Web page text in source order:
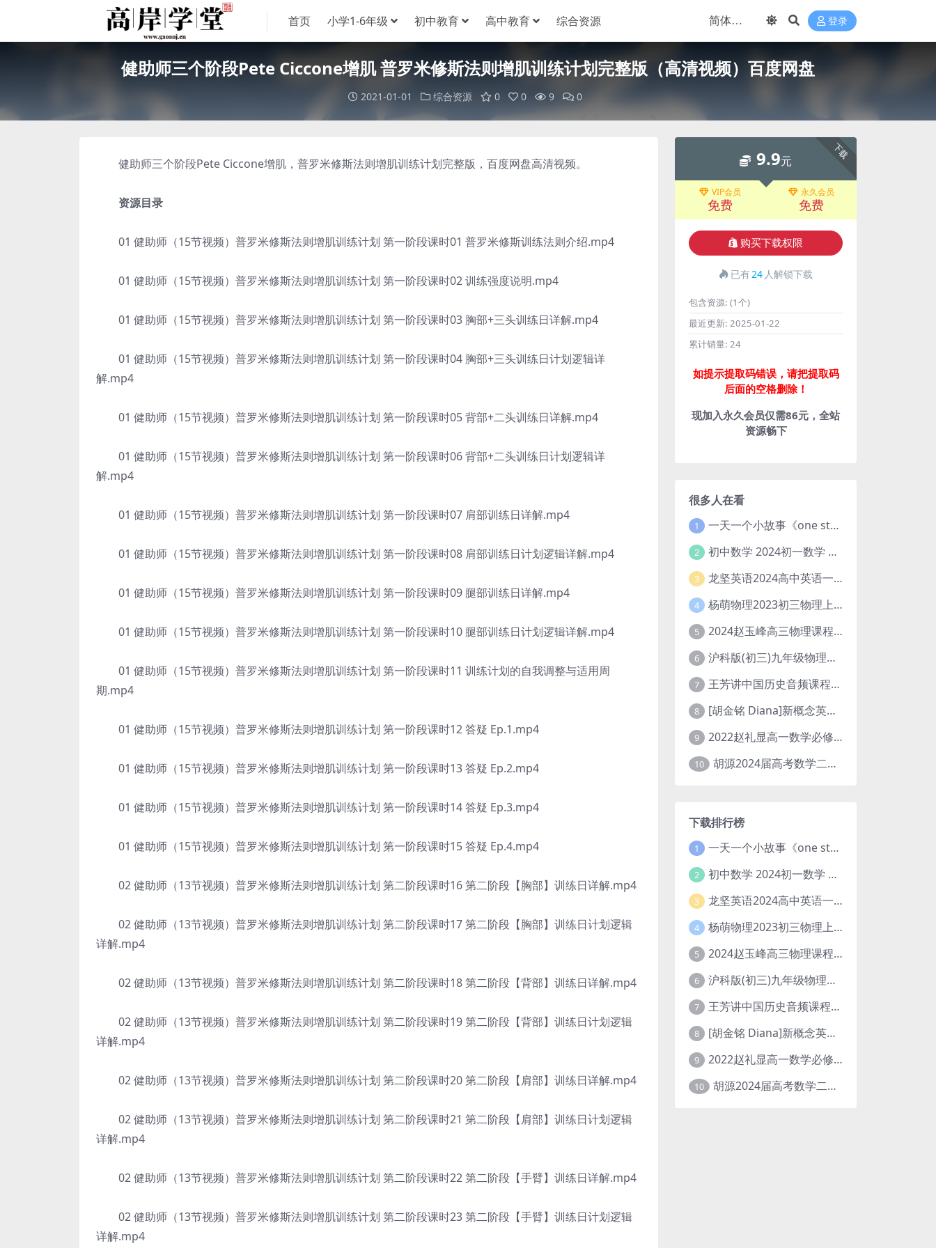
首页 小学1-6年级 初中教育 高中教育 综合资源 登录
健助师三个阶段Pete Ciccone增肌 普罗米修斯法则增肌训练计划完整版（高清视频）百度网盘
2021-01-01 综合资源 0 0 9 0
健助师三个阶段Pete Ciccone增肌，普罗米修斯法则增肌训练计划完整版，百度网盘高清视频。
资源目录
01 健助师（15节视频）普罗米修斯法则增肌训练计划 第一阶段课时01 普罗米修斯训练法则介绍.mp4
01 健助师（15节视频）普罗米修斯法则增肌训练计划 第一阶段课时02 训练强度说明.mp4
01 健助师（15节视频）普罗米修斯法则增肌训练计划 第一阶段课时03 胸部+三头训练日详解.mp4
01 健助师（15节视频）普罗米修斯法则增肌训练计划 第一阶段课时04 胸部+三头训练日计划逻辑详
解.mp4
01 健助师（15节视频）普罗米修斯法则增肌训练计划 第一阶段课时05 背部+二头训练日详解.mp4
01 健助师（15节视频）普罗米修斯法则增肌训练计划 第一阶段课时06 背部+二头训练日计划逻辑详
解.mp4
01 健助师（15节视频）普罗米修斯法则增肌训练计划 第一阶段课时07 肩部训练日详解.mp4
01 健助师（15节视频）普罗米修斯法则增肌训练计划 第一阶段课时08 肩部训练日计划逻辑详解.mp4
01 健助师（15节视频）普罗米修斯法则增肌训练计划 第一阶段课时09 腿部训练日详解.mp4
01 健助师（15节视频）普罗米修斯法则增肌训练计划 第一阶段课时10 腿部训练日计划逻辑详解.mp4
01 健助师（15节视频）普罗米修斯法则增肌训练计划 第一阶段课时11 训练计划的自我调整与适用周
期.mp4
01 健助师（15节视频）普罗米修斯法则增肌训练计划 第一阶段课时12 答疑 Ep.1.mp4
01 健助师（15节视频）普罗米修斯法则增肌训练计划 第一阶段课时13 答疑 Ep.2.mp4
01 健助师（15节视频）普罗米修斯法则增肌训练计划 第一阶段课时14 答疑 Ep.3.mp4
01 健助师（15节视频）普罗米修斯法则增肌训练计划 第一阶段课时15 答疑 Ep.4.mp4
02 健助师（13节视频）普罗米修斯法则增肌训练计划 第二阶段课时16 第二阶段【胸部】训练日详解.mp4
02 健助师（13节视频）普罗米修斯法则增肌训练计划 第二阶段课时17 第二阶段【胸部】训练日计划逻辑
详解.mp4
02 健助师（13节视频）普罗米修斯法则增肌训练计划 第二阶段课时18 第二阶段【背部】训练日详解.mp4
02 健助师（13节视频）普罗米修斯法则增肌训练计划 第二阶段课时19 第二阶段【背部】训练日计划逻辑
详解.mp4
02 健助师（13节视频）普罗米修斯法则增肌训练计划 第二阶段课时20 第二阶段【肩部】训练日详解.mp4
02 健助师（13节视频）普罗米修斯法则增肌训练计划 第二阶段课时21 第二阶段【肩部】训练日计划逻辑
详解.mp4
02 健助师（13节视频）普罗米修斯法则增肌训练计划 第二阶段课时22 第二阶段【手臂】训练日详解.mp4
02 健助师（13节视频）普罗米修斯法则增肌训练计划 第二阶段课时23 第二阶段【手臂】训练日计划逻辑
详解.mp4
下载
9.9元
VIP会员
免费
永久会员
免费
购买下载权限
已有24 人解锁下载
包含资源: (1个)
最近更新: 2025-01-22
累计销量: 24
如提示提取码错误，请把提取码
后面的空格删除！
现加入永久会员仅需86元，全站
资源畅下
很多人在看
1 一天一个小故事《one story a day》初中版 百度网盘分享下载
2 初中数学 2024初一数学 朱韬数学 S班春季下 A+班春季下 百度云网盘
3 龙坚英语2024高中英语一轮系统班(全国卷+北京卷)
4 杨萌物理2023初三物理上秋季A+班(视频+讲义) 百度网盘分享
5 2024赵玉峰高三物理课程24年高考物理一轮复习网课教程
6 沪科版(初三)九年级物理全一册网课教学视频全集(录播版 杜春雨 66讲)
7 王芳讲中国历史音频课程全集(上下五千年)
8 [胡金铭 Diana]新概念英语第1册教学视频课程(全集 百度网盘下载)
9 2022赵礼显高一数学必修一课程视频资源(秋季班 含讲义)百度网盘云
10 胡源2024届高考数学二轮寒假春季精讲 百度网盘分享
下载排行榜
1 一天一个小故事《one story a day》初中版 百度网盘分享下载
2 初中数学 2024初一数学 朱韬数学 S班春季下 A+班春季下 百度云网盘
3 龙坚英语2024高中英语一轮系统班(全国卷+北京卷)
4 杨萌物理2023初三物理上秋季A+班(视频+讲义) 百度网盘分享
5 2024赵玉峰高三物理课程24年高考物理一轮复习网课教程
6 沪科版(初三)九年级物理全一册网课教学视频全集(录播版 杜春雨 66讲)
7 王芳讲中国历史音频课程全集(上下五千年)
8 [胡金铭 Diana]新概念英语第1册教学视频课程(全集 百度网盘下载)
9 2022赵礼显高一数学必修一课程视频资源(秋季班 含讲义)百度网盘云
10 胡源2024届高考数学二轮寒假春季精讲 百度网盘分享